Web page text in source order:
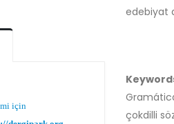
için
dergipark.org.tr/tr/pub/teke
edebiyat
çokdilli